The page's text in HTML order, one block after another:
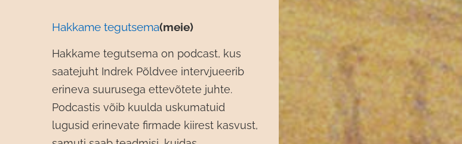
Hakkame tegutsema(meie)
Hakkame tegutsema on podcast, kus
saatejuht Indrek Põldvee intervjueerib
erineva suurusega ettevõtete juhte.
Podcastis võib kuulda uskumatuid
lugusid erinevate firmade kiirest kasvust,